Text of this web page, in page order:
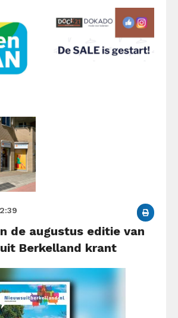
de augustus editie van
Berkelland krant